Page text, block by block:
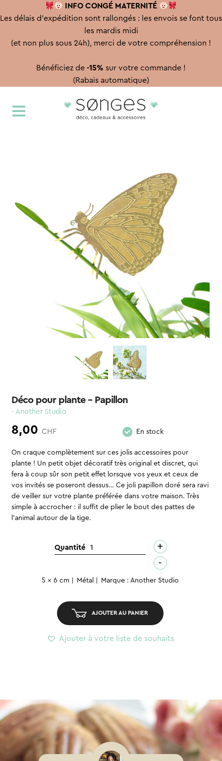
INFO CONGÉ MATERNITÉ
Les délais d'expédition sont rallongés : les envois se font tous
les mardis midi
(et non plus sous 24h), merci de votre compréhension !
Bénéficiez de -15% sur votre commande !
(Rabais automatique)
à
au
Déco pour plante – Papillon
- Another Studio
8,00 CHF En stock
On craque complètement sur ces jolis accessoires pour
plante ! Un petit objet décoratif très original et discret, qui
fera à coup sûr son petit effet lorsque vos yeux et ceux de
vos invités se poseront dessus… Ce joli papillon doré sera ravi
de veiller sur votre plante préférée dans votre maison. Très
simple à accrocher : il suffit de plier le bout des pattes de
l’animal autour de la tige.
Quantitéquantité
pour
Papillon
+
-
5 x 6 cm Métal Marque : Another Studio
AJOUTER AU PANIER
Ajouter à votre liste de souhaits